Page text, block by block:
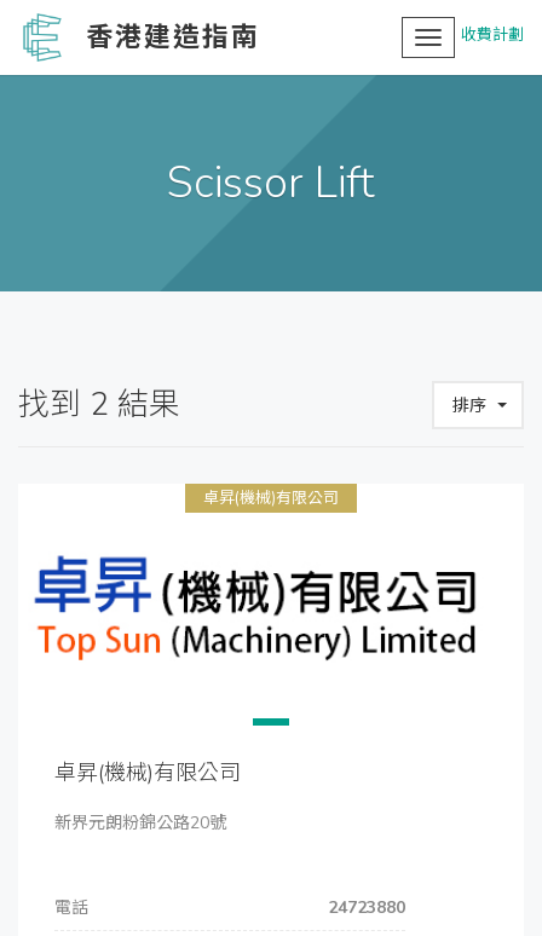
香港建造指南 收費計劃
Toggle
navigation
Scissor Lift
找到 2 結果 排序
卓昇(機械)有限公司
卓昇(機械)有限公司
新界元朗粉錦公路20號
電話
24723880